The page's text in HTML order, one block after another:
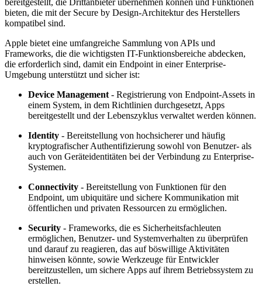
bieten, die mit der Secure by Design-Architektur des Herstellers
kompatibel sind.
Apple bietet eine umfangreiche Sammlung von APIs und
Frameworks, die die wichtigsten IT-Funktionsbereiche abdecken,
die erforderlich sind, damit ein Endpoint in einer Enterprise-
Umgebung unterstützt und sicher ist:
Device Management - Registrierung von Endpoint-Assets in
einem System, in dem Richtlinien durchgesetzt, Apps
bereitgestellt und der Lebenszyklus verwaltet werden können.
Identity - Bereitstellung von hochsicherer und häufig
kryptografischer Authentifizierung sowohl von Benutzer- als
auch von Geräteidentitäten bei der Verbindung zu Enterprise-
Systemen.
Connectivity - Bereitstellung von Funktionen für den
Endpoint, um ubiquitäre und sichere Kommunikation mit
öffentlichen und privaten Ressourcen zu ermöglichen.
Security - Frameworks, die es Sicherheitsfachleuten
ermöglichen, Benutzer- und Systemverhalten zu überprüfen
und darauf zu reagieren, das auf böswillige Aktivitäten
hinweisen könnte, sowie Werkzeuge für Entwickler
bereitzustellen, um sichere Apps auf ihrem Betriebssystem zu
erstellen.